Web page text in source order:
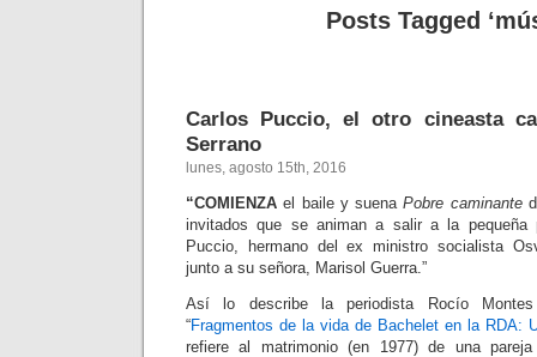
Posts Tagged
Carlos Puccio, el otro cineasta
Serrano
lunes, agosto 15th, 2016
“COMIENZA el baile y suenaPobre caminante
invitados que se animan a salir a la pequeña
Puccio, hermano del ex ministro socialista
junto a su señora, Marisol Guerra.”
Así lo describe la periodista Rocío
“Fragmentos de la vida de Bachelet en la RDA:
refiere al matrimonio (en 1977) de una